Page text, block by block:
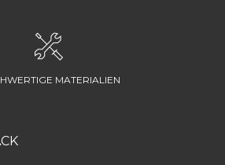
MATERIALIEN